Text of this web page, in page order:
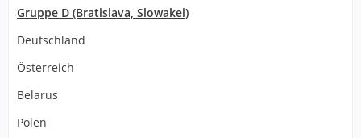
Gruppe D (Bratislava, Slowakei)
Deutschland
Österreich
Belarus
Polen